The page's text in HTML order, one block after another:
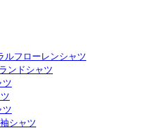
ルフローレンシャツ
ンドシャツ
ツ
ツ
シャツ